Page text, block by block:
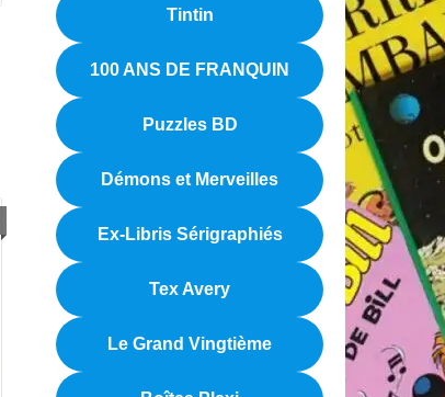
Tintin
100 ANS DE FRANQUIN
Puzzles BD
Démons et Merveilles
Ex-Libris Sérigraphiés
Tex Avery
Le Grand Vingtième